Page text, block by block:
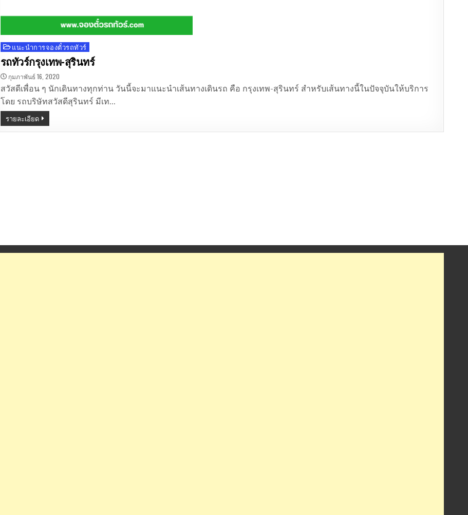
Posted
in
แนะนำการจองตั๋วรถทัวร์
รถทัวร์กรุงเทพ-สุรินทร์
กุมภาพันธ์ 16, 2020
สวัสดีเพื่อน ๆ นักเดินทางทุกท่าน วันนี้จะมาแนะนำเส้นทางเดินรถ คือ กรุงเทพ-สุรินทร์ สำหรับเส้นทางนี้ในปัจจุบันให้บริการ
โดย รถบริษัทสวัสดีสุรินทร์ มีเท…
รายละเอียด